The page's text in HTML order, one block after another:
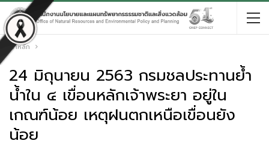
หน้าหลัก
24 มิถุนายน 2563 กรมชลประทานย้ำ
น้ำใน ๔ เขื่อนหลักเจ้าพระยา อยู่ใน
เกณฑ์น้อย เหตุฝนตกเหนือเขื่อนยัง
น้อย